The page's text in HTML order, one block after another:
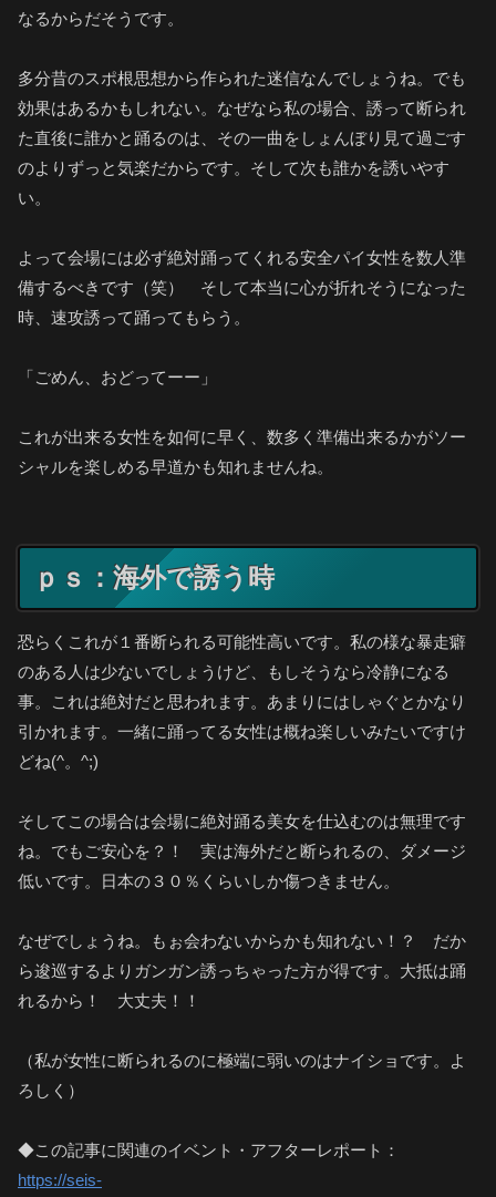
なるからだそうです。
多分昔のスポ根思想から作られた迷信なんでしょうね。でも
効果はあるかもしれない。なぜなら私の場合、誘って断られ
た直後に誰かと踊るのは、その一曲をしょんぼり見て過ごす
のよりずっと気楽だからです。そして次も誰かを誘いやす
い。
よって会場には必ず絶対踊ってくれる安全パイ女性を数人準
備するべきです（笑） そして本当に心が折れそうになった
時、速攻誘って踊ってもらう。
「ごめん、おどってーー」
これが出来る女性を如何に早く、数多く準備出来るかがソー
シャルを楽しめる早道かも知れませんね。
ｐｓ：海外で誘う時
恐らくこれが１番断られる可能性高いです。私の様な暴走癖
のある人は少ないでしょうけど、もしそうなら冷静になる
事。これは絶対だと思われます。あまりにはしゃぐとかなり
引かれます。一緒に踊ってる女性は概ね楽しいみたいですけ
どね(^。^;)
そしてこの場合は会場に絶対踊る美女を仕込むのは無理です
ね。でもご安心を？！ 実は海外だと断られるの、ダメージ
低いです。日本の３０％くらいしか傷つきません。
なぜでしょうね。もぉ会わないからかも知れない！？ だか
ら逡巡するよりガンガン誘っちゃった方が得です。大抵は踊
れるから！ 大丈夫！！
（私が女性に断られるのに極端に弱いのはナイショです。よ
ろしく）
◆この記事に関連のイベント・アフターレポート：
https://seis-